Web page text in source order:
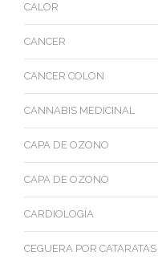
CALOR
CANCER
CANCER COLON
CANNABIS MEDICINAL
CAPA DE OZONO
CAPA DE OZONO
CARDIOLOGÍA
CEGUERA POR CATARATAS